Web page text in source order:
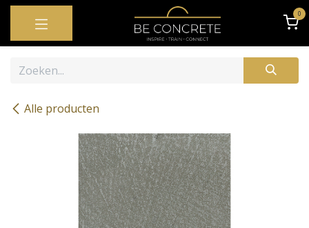
OVERSLAAN NAAR INHOUD 0
Alle producten